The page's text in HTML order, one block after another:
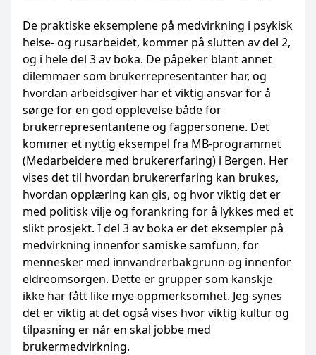
De praktiske eksemplene på medvirkning i psykisk
helse- og rusarbeidet, kommer på slutten av del 2,
og i hele del 3 av boka. De påpeker blant annet
dilemmaer som brukerrepresentanter har, og
hvordan arbeidsgiver har et viktig ansvar for å
sørge for en god opplevelse både for
brukerrepresentantene og fagpersonene. Det
kommer et nyttig eksempel fra MB-programmet
(Medarbeidere med brukererfaring) i Bergen. Her
vises det til hvordan brukererfaring kan brukes,
hvordan opplæring kan gis, og hvor viktig det er
med politisk vilje og forankring for å lykkes med et
slikt prosjekt. I del 3 av boka er det eksempler på
medvirkning innenfor samiske samfunn, for
mennesker med innvandrerbakgrunn og innenfor
eldreomsorgen. Dette er grupper som kanskje
ikke har fått like mye oppmerksomhet. Jeg synes
det er viktig at det også vises hvor viktig kultur og
tilpasning er når en skal jobbe med
brukermedvirkning.